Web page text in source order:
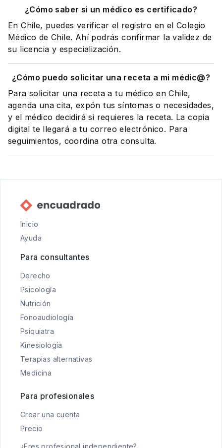
¿Cómo saber si un médico es certificado?
En Chile, puedes verificar el registro en el Colegio
Médico de Chile. Ahí podrás confirmar la validez de
su licencia y especialización.
¿Cómo puedo solicitar una receta a mi médic@?
Para solicitar una receta a tu médico en Chile,
agenda una cita, expón tus síntomas o necesidades,
y el médico decidirá si requieres la receta. La copia
digital te llegará a tu correo electrónico. Para
seguimientos, coordina otra consulta.
Inicio
Ayuda
Para consultantes
Derecho
Psicología
Nutrición
Fonoaudiología
Psiquiatra
Kinesiología
Terapias alternativas
Medicina
Para profesionales
Crear una cuenta
Precio
¿Eres profesional independiente?